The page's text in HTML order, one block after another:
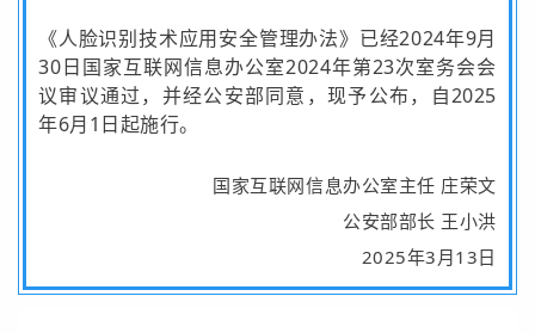
《人脸识别技术应用安全管理办法》已经2024年9月
30日国家互联网信息办公室2024年第23次室务会会
议审议通过，并经公安部同意，现予公布，自2025
年6月1日起施行。
国家互联网信息办公室主任 庄荣文
公安部部长 王小洪
2025年3月13日